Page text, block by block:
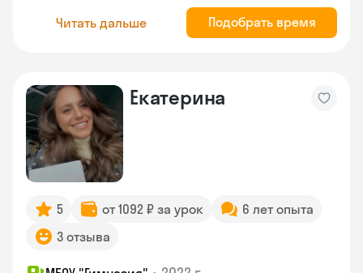
Читать дальше Подобрать время
Екатерина
5 от 1092 ₽ за урок
6 лет опыта
3 отзыва